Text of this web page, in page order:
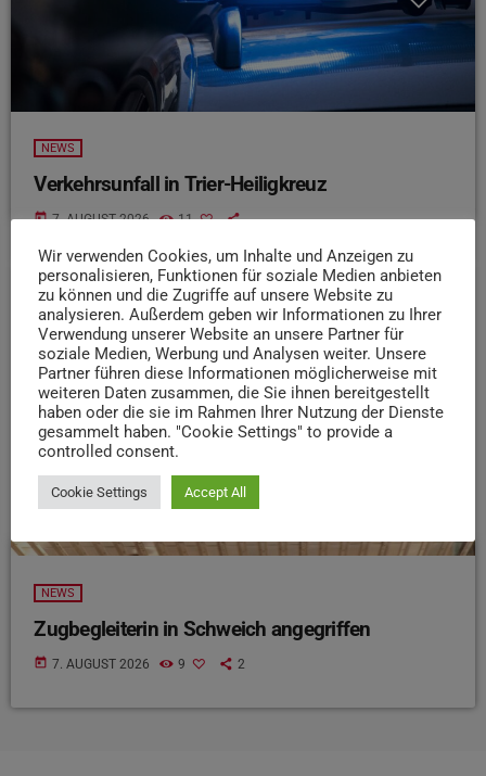
NEWS
Verkehrsunfall in Trier-Heiligkreuz
today 7. AUGUST 2026 11
insert_link
NEWS
Zugbegleiterin in Schweich angegriffen
today 7. AUGUST 2026 9 2
Wir verwenden Cookies, um Inhalte und Anzeigen zu
personalisieren, Funktionen für soziale Medien anbieten
zu können und die Zugriffe auf unsere Website zu
analysieren. Außerdem geben wir Informationen zu Ihrer
Verwendung unserer Website an unsere Partner für
soziale Medien, Werbung und Analysen weiter. Unsere
Partner führen diese Informationen möglicherweise mit
weiteren Daten zusammen, die Sie ihnen bereitgestellt
haben oder die sie im Rahmen Ihrer Nutzung der Dienste
gesammelt haben. "Cookie Settings" to provide a
controlled consent.
Cookie Settings Accept All